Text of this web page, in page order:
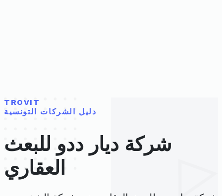
TROVIT
دليل الشركات التونسية
شركة ديار ددو للبعث
العقاري